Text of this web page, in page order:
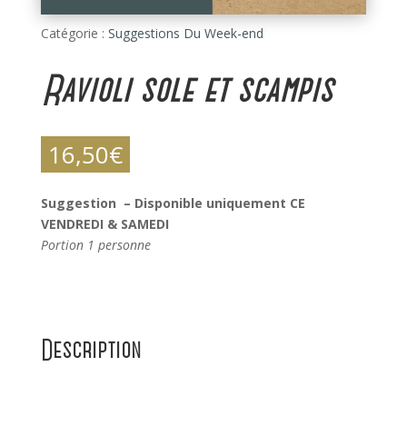
Catégorie : Suggestions Du Week-end
Ravioli sole et scampis
16,50€
Suggestion – Disponible uniquement CE
VENDREDI & SAMEDI
Portion 1 personne
Description